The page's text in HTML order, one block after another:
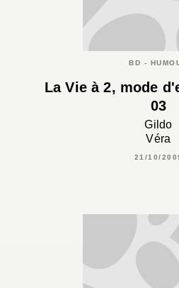
BD -
La Vie à 2, mode
03
Gildo
Véra
21/10/